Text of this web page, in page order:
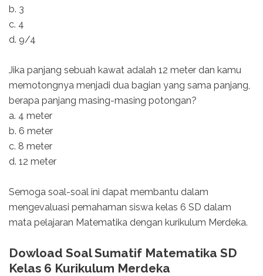
b. 3
c. 4
d. 9/4
Jika panjang sebuah kawat adalah 12 meter dan kamu
memotongnya menjadi dua bagian yang sama panjang,
berapa panjang masing-masing potongan?
a. 4 meter
b. 6 meter
c. 8 meter
d. 12 meter
Semoga soal-soal ini dapat membantu dalam
mengevaluasi pemahaman siswa kelas 6 SD dalam
mata pelajaran Matematika dengan kurikulum Merdeka.
Dowload Soal Sumatif Matematika SD
Kelas 6 Kurikulum Merdeka